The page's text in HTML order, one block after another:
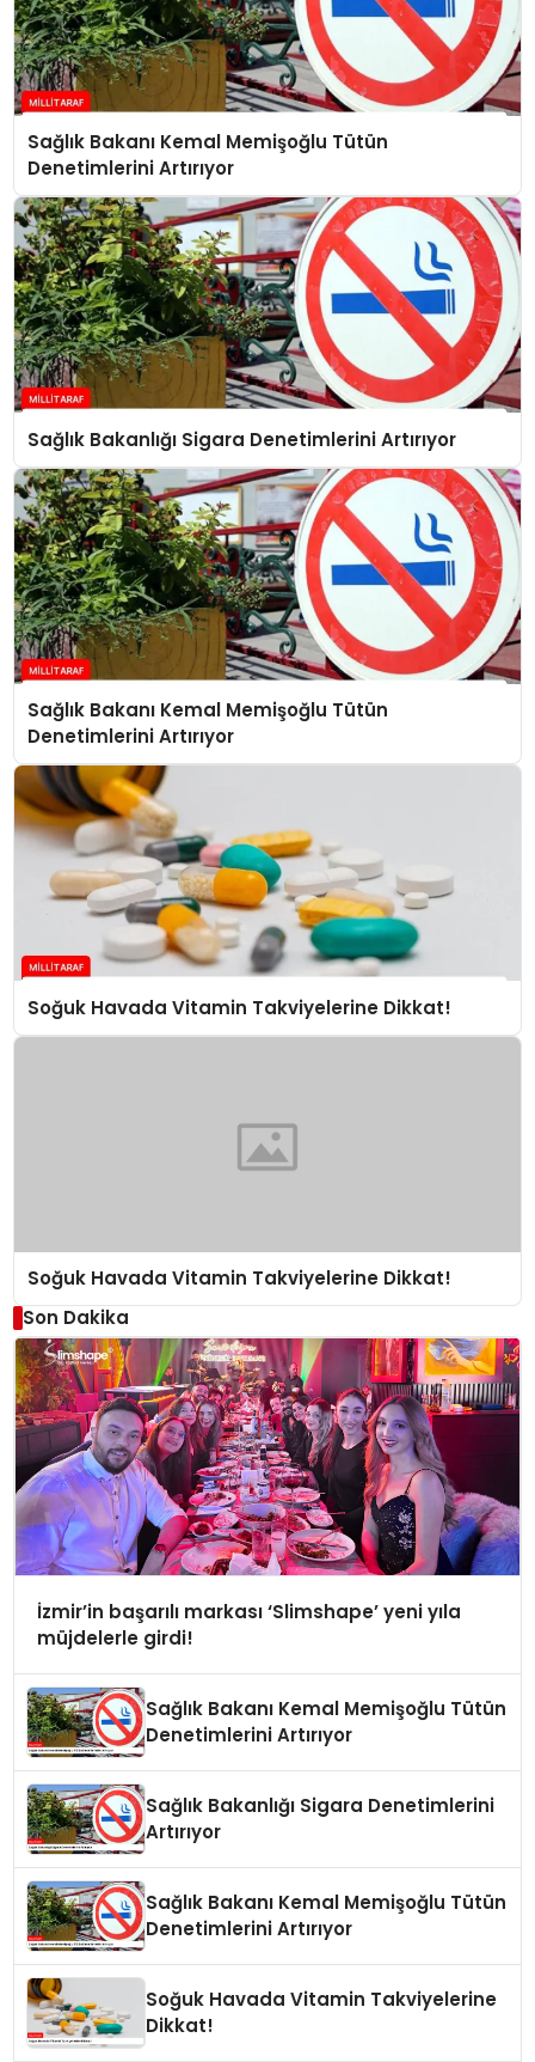
Sağlık Bakanı Kemal Memişoğlu Tütün
Denetimlerini Artırıyor
Sağlık Bakanlığı Sigara Denetimlerini Artırıyor
Sağlık Bakanı Kemal Memişoğlu Tütün
Denetimlerini Artırıyor
Soğuk Havada Vitamin Takviyelerine Dikkat!
Soğuk Havada Vitamin Takviyelerine Dikkat!
Son Dakika
İzmir’in başarılı markası ‘Slimshape’ yeni yıla
müjdelerle girdi!
Sağlık Bakanı Kemal Memişoğlu Tütün
Denetimlerini Artırıyor
Sağlık Bakanlığı Sigara Denetimlerini
Artırıyor
Sağlık Bakanı Kemal Memişoğlu Tütün
Denetimlerini Artırıyor
Soğuk Havada Vitamin Takviyelerine
Dikkat!